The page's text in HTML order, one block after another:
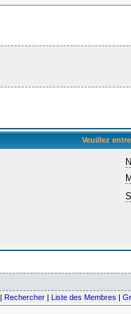
Veuillez
Rechercher Liste des Membres